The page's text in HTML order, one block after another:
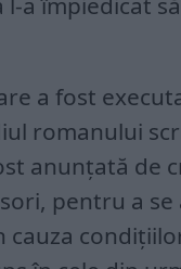
a fost
romanului
anunțată de
pentru a se
cauza